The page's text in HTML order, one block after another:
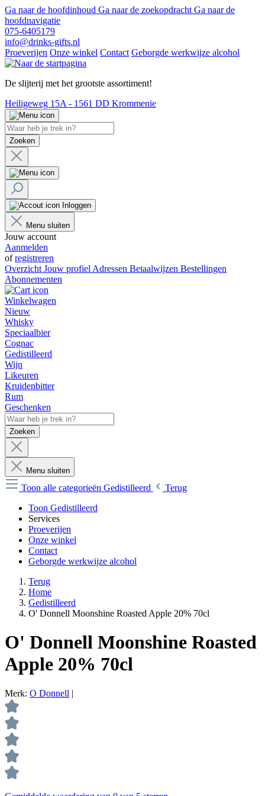
Ga naar de hoofdinhoud Ga naar de zoekopdracht Ga naar de
hoofdnavigatie
075-6405179
info@drinks-gifts.nl
Proeverijen Onze winkel Contact Geborgde werkwijze alcohol
De slijterij met het grootste assortiment!
Heiligeweg 15A - 1561 DD Krommenie
Zoeken
Inloggen
Menu sluiten
Jouw account
Aanmelden
ofregistreren
Overzicht Jouw profiel Adressen Betaalwijzen Bestellingen
Abonnementen
Winkelwagen
Nieuw
Whisky
Speciaalbier
Cognac
Gedistilleerd
Wijn
Likeuren
Kruidenbitter
Rum
Geschenken
Zoeken
Menu sluiten
Toon alle categorieën Gedistilleerd
Terug
Toon Gedistilleerd
Services
Proeverijen
Onze winkel
Contact
Geborgde werkwijze alcohol
Terug
Home
Gedistilleerd
O' Donnell Moonshine Roasted Apple 20% 70cl
O' Donnell Moonshine Roasted
Apple 20% 70cl
Merk: O Donnell |